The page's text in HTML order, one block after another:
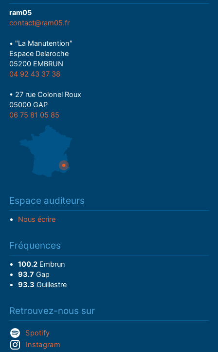
ram05
contact@ram05.fr
• "La Manutention"
Espace Delaroche
05200 EMBRUN
04 92 43 37 38
• 27 rue Colonel Roux
05000 GAP
06 75 81 05 85
Espace auditeurs
Nous écrire
Fréquences
100.2Embrun
93.7 Gap
93.3 Guillestre
Retrouvez-nous sur
Spotify
Instagram